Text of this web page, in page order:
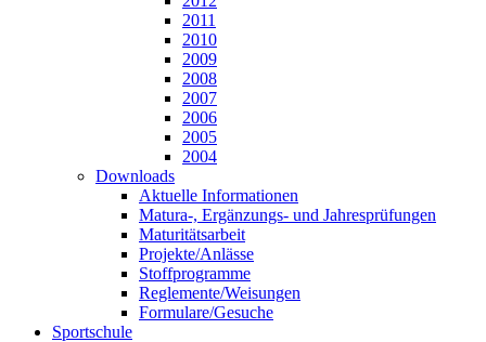
2011
2010
2009
2008
2007
2006
2005
2004
Downloads
Aktuelle Informationen
Matura-, Ergänzungs- und Jahresprüfungen
Maturitätsarbeit
Projekte/Anlässe
Stoffprogramme
Reglemente/Weisungen
Formulare/Gesuche
Sportschule